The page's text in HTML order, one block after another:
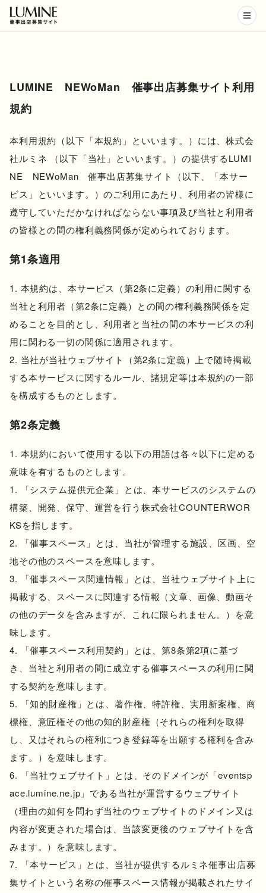
LUMINE NEWoMan 催事出店募集サイト利用
規約
本利用規約（以下「本規約」といいます。）には、株式会
社ルミネ （以下「当社」といいます。）の提供するLUMI
NE NEWoMan 催事出店募集サイト（以下、「本サー
ビス」といいます。）のご利用にあたり、利用者の皆様に
遵守していただかなければならない事項及び当社と利用者
の皆様との間の権利義務関係が定められております。
第1条適用
本規約は、本サービス（第2条に定義）の利用に関する
当社と利用者（第2条に定義）との間の権利義務関係を定
めることを目的とし、利用者と当社の間の本サービスの利
用に関わる一切の関係に適用されます。
当社が当社ウェブサイト（第2条に定義）上で随時掲載
する本サービスに関するルール、諸規定等は本規約の一部
を構成するものとします。
第2条定義
本規約において使用する以下の用語は各々以下に定める
意味を有するものとします。
「システム提供元企業」とは、本サービスのシステムの
構築、開発、保守、運営を行う株式会社COUNTERWOR
KSを指します。
「催事スペース」とは、当社が管理する施設、区画、空
地その他のスペースを意味します。
「催事スペース関連情報」とは、当社ウェブサイト上に
掲載する、スペースに関連する情報（文章、画像、動画そ
の他のデータを含みますが、これに限られません。）を意
味します。
「催事スペース利用契約」とは、第8条第2項に基づ
き、当社と利用者の間に成立する催事スペースの利用に関
する契約を意味します。
「知的財産権」とは、著作権、特許権、実用新案権、商
標権、意匠権その他の知的財産権（それらの権利を取得
し、又はそれらの権利につき登録等を出願する権利を含み
ます。）を意味します。
「当社ウェブサイト」とは、そのドメインが「eventsp
ace.lumine.ne.jp」である当社が運営するウェブサイト
（理由の如何を問わず当社のウェブサイトのドメイン又は
内容が変更された場合は、当該変更後のウェブサイトを含
みます。）を意味します。
「本サービス」とは、当社が提供するルミネ催事出店募
集サイトという名称の催事スペース情報が掲載されたサイ